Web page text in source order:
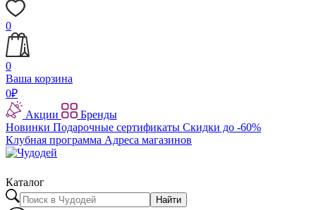
0
0
Ваша корзина
0₽
Акции
Бренды
Новинки Подарочные сертификаты Скидки до -60%
Клубная программа Адреса магазинов
Каталог
Найти